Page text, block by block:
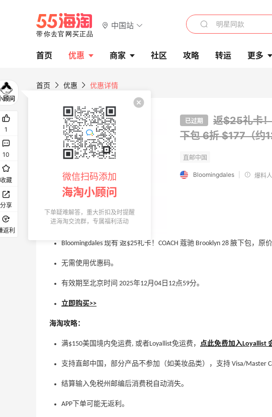
中国站
首页 优惠 商家 社区 攻略 转运 更多
首页 优惠 优惠详情
已过期
返$25礼卡
下包6折 $177（约
Bloomingdales 爆料
Bloomingdales 现有 返$25礼卡！COACH 蔻驰 Brooklyn 28 腋下包，原
无需使用优惠码。
有效期至北京时间 2025年12月04日12点59分。
立即购买>>
海淘攻略：
满$150美国境内免运费, 或者Loyallist免运费， 点此免费加入Loyallist
支持直邮中国，部分产品不参加（如美妆品类），支持 Visa/Master
结算输入免税州邮编后消费税自动消失。
APP下单可能无返利。
1
10
收藏
分享
返利
微信扫码添加
海淘小顾问
下单疑难解答，重大折扣及时提醒
进海淘交流群，专属福利活动